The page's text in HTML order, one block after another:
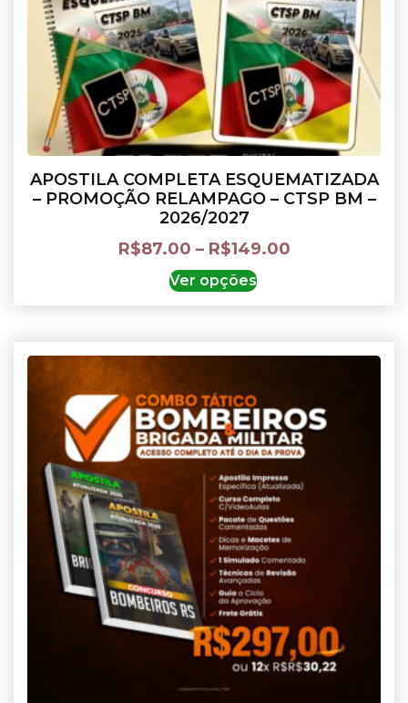
APOSTILA COMPLETA ESQUEMATIZADA
– PROMOÇÃO RELAMPAGO – CTSP BM –
2026/2027
R$87.00 – R$149.00
Ver opções